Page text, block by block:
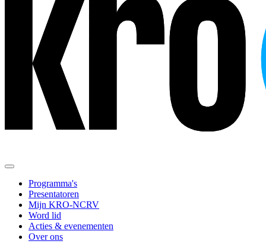
Programma's
Presentatoren
Mijn KRO-NCRV
Word lid
Acties & evenementen
Over ons